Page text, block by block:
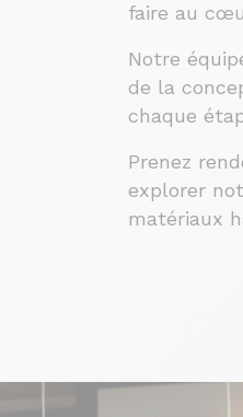
faire au
Notre
de la
chaque
Prenez
explorer
matériaux